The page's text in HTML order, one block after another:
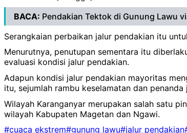
BACA: Pendakian Tektok di Gunung Lawu
Serangkaian perbaikan jalur pendakian itu
Menurutnya, penutupan sementara itu
evaluasi kondisi jalur pendakian.
Adapun kondisi jalur pendakian mayoritas
itu, sejumlah rambu keselamatan dan
Wilayah Karanganyar merupakan salah satu
wilayah Kabupaten Magetan dan Ngawi.
#cuaca ekstrem#gunung lawu#jalur pendakian